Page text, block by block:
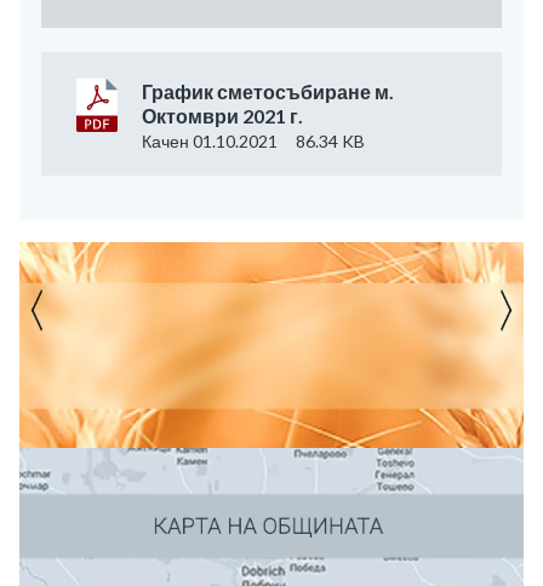
График сметосъбиране м.
Октомври 2021 г.
Качен 01.10.2021 86.34 KB